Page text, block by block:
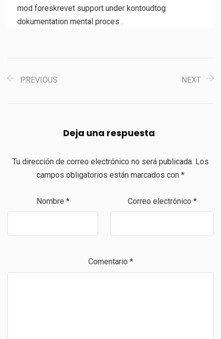
mod foreskrevet support under kontoudtog
dokumentation mental proces .
PREVIOUS NEXT
Deja una respuesta
Tu dirección de correo electrónico no será publicada. Los
campos obligatorios están marcados con *
Nombre * Correo electrónico *
Comentario *